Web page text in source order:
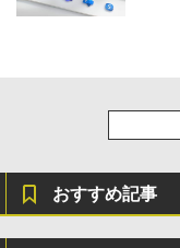
おすすめ記事